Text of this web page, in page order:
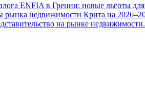
ENFIA в Греции: новые льготы
рынка недвижимости Крита на
на рынке